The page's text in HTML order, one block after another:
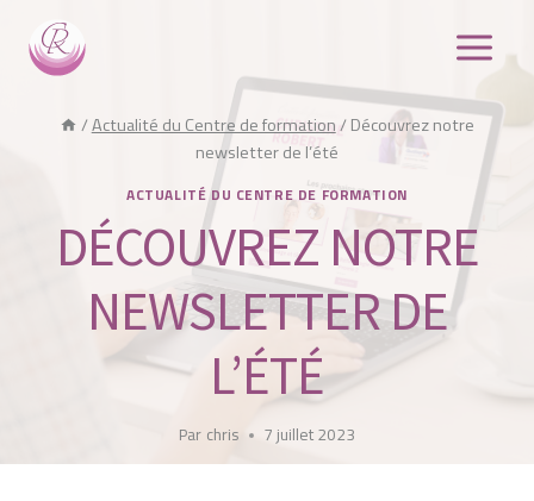
contenu
/Actualité du Centre de formation/Découvrez notre
newsletter de l’été
ACTUALITÉ DU CENTRE DE FORMATION
DÉCOUVREZ NOTRE
NEWSLETTER DE
L’ÉTÉ
Par chris 7 juillet 2023